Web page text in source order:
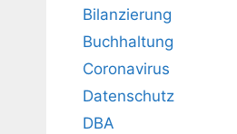
Bilanzierung
Buchhaltung
Coronavirus
Datenschutz
DBA